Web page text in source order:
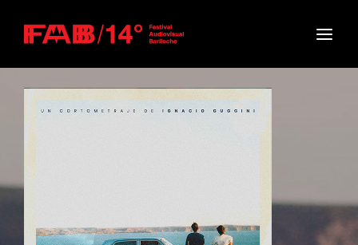
Press Enter / Return to begin your search or hit
Username or Email Address